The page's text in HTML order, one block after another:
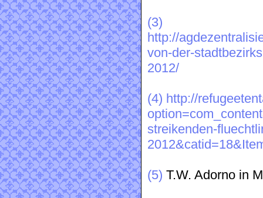
(3)
http://
von-der-
2012/
(4) http://
streikenden-
(5) T.W. Adorno in